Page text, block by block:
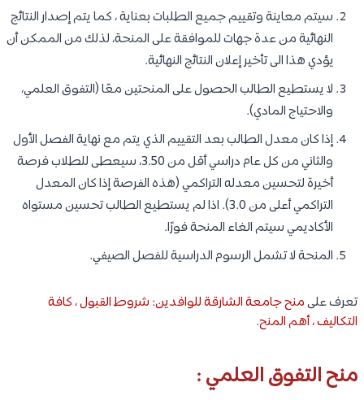
سيتم معاينة وتقييم جميع الطلبات بعناية ، كما يتم إصدار النتائج
النهائية من عدة جهات للموافقة على المنحة، لذلك من الممكن أن
يؤدي هذا الى تأخير إعلان النتائج النهائية.
لا يستطيع الطالب الحصول على المنحتين معًا (التفوق العلمي،
والاحتياج المادي).
إذا كان معدل الطالب بعد التقييم الذي يتم مع نهاية الفصل الأول
والثاني من كل عام دراسي أقل من 3.50، سيعطى للطلاب فرصة
أخيرة لتحسين معدله التراكمي (هذه الفرصة إذا كان المعدل
التراكمي أعلى من 3.0). اذا لم يستطيع الطالب تحسين مستواه
الأكاديمي سيتم الغاء المنحة فورًا.
المنحة لا تشمل الرسوم الدراسية للفصل الصيفي.
تعرف علىمنح جامعة الشارقة للوافدين: شروط القبول ، كافة
التكاليف ، أهم المنح.
منح التفوق العلمي :